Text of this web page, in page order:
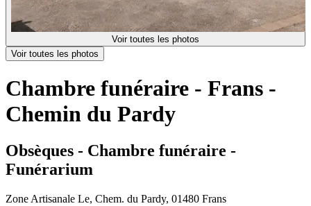
Voir toutes les photos
Voir toutes les photos
Chambre funéraire - Frans -
Chemin du Pardy
Obsèques - Chambre funéraire -
Funérarium
Zone Artisanale Le, Chem. du Pardy, 01480 Frans